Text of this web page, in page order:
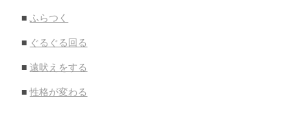
■ふらつく
■ ぐるぐる回る
■遠吠えをする
■性格が変わる